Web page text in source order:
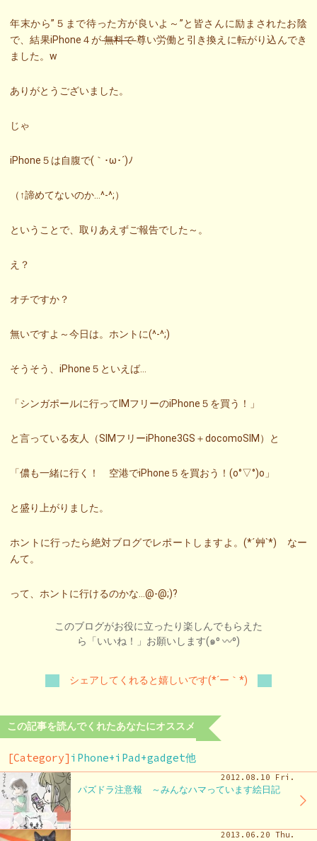
年末から”５まで待った方が良いよ～”と皆さんに励まされたお陰
で、結果iPhone４が無料で尊い労働と引き換えに転がり込んでき
ました。w
ありがとうございました。
じゃ
iPhone５は自腹で(｀･ω･´)ﾉ
（↑諦めてないのか…^-^;）
ということで、取りあえずご報告でした～。
え？
オチですか？
無いですよ～今日は。ホントに(^-^;)
そうそう、iPhone５といえば…
「シンガポールに行ってIMフリーのiPhone５を買う！」
と言っている友人（SIMフリーiPhone3GS＋docomoSIM）と
「儂も一緒に行く！ 空港でiPhone５を買おう！(o°▽°)o」
と盛り上がりました。
ホントに行ったら絶対ブログでレポートしますよ。(*´艸`*) なー
んて。
って、ホントに行けるのかな…@-@;)?
このブログがお役に立ったり楽しんでもらえた
ら「いいね！」お願いします(๑⁰ 〰⁰)
シェアしてくれると嬉しいです(*´ー｀*)
この記事を読んでくれたあなたにオススメ
[Category]iPhone+iPad+gadget他
2012.08.10 Fri.
パズドラ注意報 ～みんなハマっています絵日記
2013.06.20 Thu.